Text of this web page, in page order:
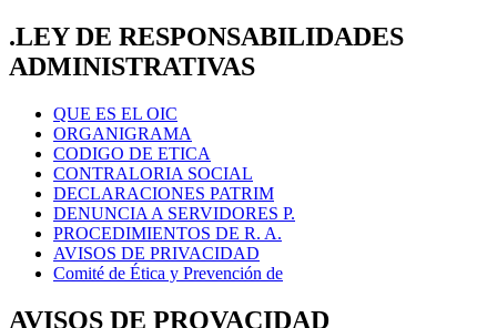
.LEY DE RESPONSABILIDADES
ADMINISTRATIVAS
QUE ES EL OIC
ORGANIGRAMA
CODIGO DE ETICA
CONTRALORIA SOCIAL
DECLARACIONES PATRIM
DENUNCIA A SERVIDORES P.
PROCEDIMIENTOS DE R. A.
AVISOS DE PRIVACIDAD
Comité de Ética y Prevención de
AVISOS DE PROVACIDAD